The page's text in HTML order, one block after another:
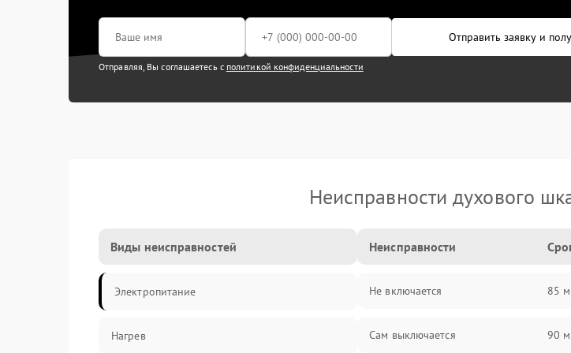
Отправить заявку и
Отправляя, Вы соглашаетесь с политикой конфиденциальности
Неисправности духового
Виды неисправностей
Электропитание
Нагрев
Неисправности
Не включается 85
Сам выключается 90